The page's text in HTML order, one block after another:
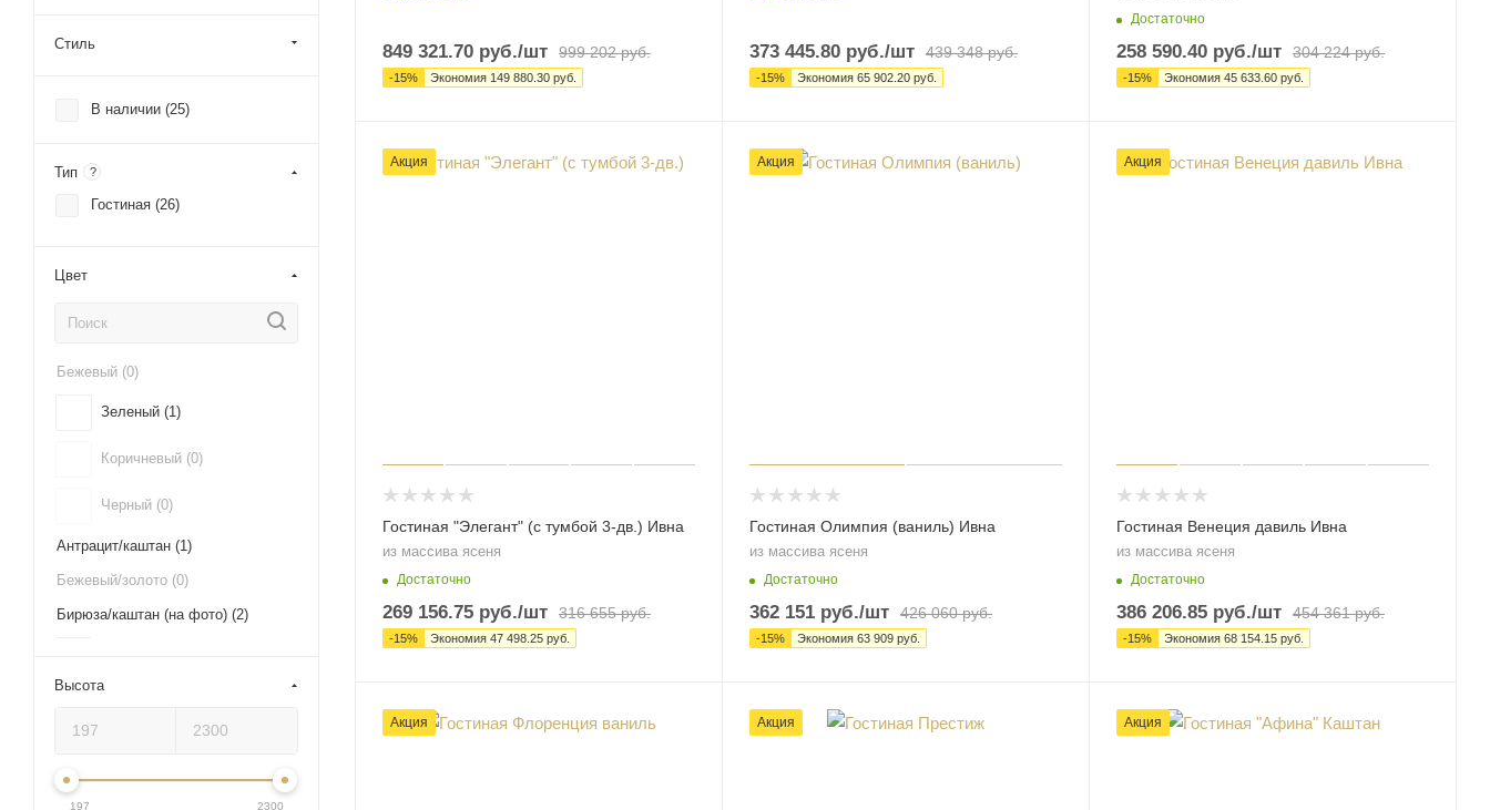
849 321.70 руб./шт 999 202руб.
-15% Экономия 149 880.30 руб.
373 445.80 руб./шт 439 348руб.
-15% Экономия 65 902.20 руб.
Достаточно
258 590.40 руб./шт 304 224руб.
-15% Экономия 45 633.60 руб.
Акция
Гостиная "Элегант" (с тумбой 3-дв.) Ивна
из массива ясеня
Достаточно
269 156.75 руб./шт 316 655руб.
-15% Экономия 47 498.25 руб.
Акция
Гостиная Олимпия (ваниль) Ивна
из массива ясеня
Достаточно
362 151 руб./шт 426 060руб.
-15% Экономия 63 909 руб.
Акция
Гостиная Венеция давиль Ивна
из массива ясеня
Достаточно
386 206.85 руб./шт 454 361руб.
-15% Экономия 68 154.15 руб.
Акция Акция Акция
Стиль
В наличии (25)
Тип ?
Гостиная (26)
Цвет
Бежевый (0)
Зеленый (1)
Коричневый (0)
Черный (0)
Антрацит/каштан (1 )
Бежевый/золото (0)
Бирюза/каштан (на фото) (2)
Ваниль с патиной золото (на
3
Высота
197 2300